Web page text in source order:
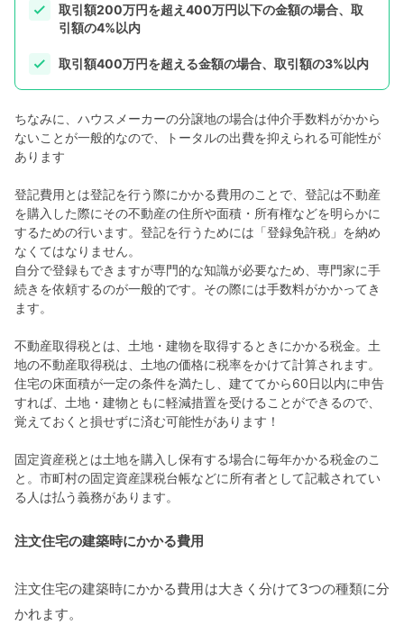
取引額200万円を超え400万円以下の金額の場合、取
引額の4%以内
取引額400万円を超える金額の場合、取引額の3%以内
ちなみに、ハウスメーカーの分譲地の場合は仲介手数料がかから
ないことが一般的なので、トータルの出費を抑えられる可能性が
あります
登記費用とは登記を行う際にかかる費用のことで、登記は不動産
を購入した際にその不動産の住所や面積・所有権などを明らかに
するための行います。登記を行うためには「登録免許税」を納め
なくてはなりません。
自分で登録もできますが専門的な知識が必要なため、専門家に手
続きを依頼するのが一般的です。その際には手数料がかかってき
ます。
不動産取得税とは、土地・建物を取得するときにかかる税金。土
地の不動産取得税は、土地の価格に税率をかけて計算されます。
住宅の床面積が一定の条件を満たし、建ててから60日以内に申告
すれば、土地・建物ともに軽減措置を受けることができるので、
覚えておくと損せずに済む可能性があります！
固定資産税とは土地を購入し保有する場合に毎年かかる税金のこ
と。市町村の固定資産課税台帳などに所有者として記載されてい
る人は払う義務があります。
注文住宅の建築時にかかる費用
注文住宅の建築時にかかる費用は大きく分けて3つの種類に分
かれます。